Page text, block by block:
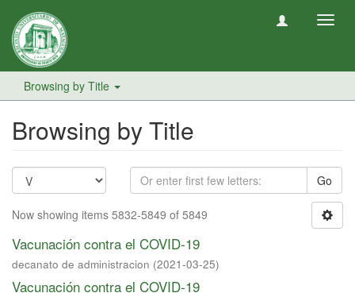
Browsing by Title
Browsing by Title
Go
Now showing items 5832-5849 of 5849
Vacunación contra el COVID-19
decanato de administracion (2021-03-25)
Vacunación contra el COVID-19